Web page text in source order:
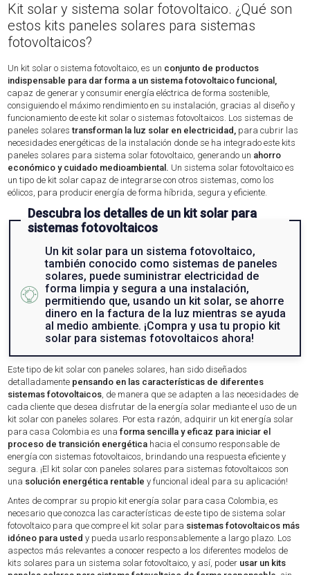
Kit solar y sistema solar fotovoltaico. ¿Qué son
estos kits paneles solares para sistemas
fotovoltaicos?
Un kit solar o sistema fotovoltaico, es un conjunto de productos
indispensable para dar forma a un sistema fotovoltaico funcional,
capaz de generar y consumir energía eléctrica de forma sostenible,
consiguiendo el máximo rendimiento en su instalación, gracias al diseño y
funcionamiento de este kit solar o sistemas fotovoltaicos. Los sistemas de
paneles solarestransforman la luz solar en electricidad, para cubrir las
necesidades energéticas de la instalación donde se ha integrado este kits
paneles solares para sistema solar fotovoltaico, generando un ahorro
económico y cuidado medioambiental. Un sistema solar fotovoltaico es
un tipo de kit solar capaz de integrarse con otros sistemas, como los
eólicos, para producir energía de forma híbrida, segura y eficiente.
Descubra los detalles de un kit solar para
sistemas fotovoltaicos
Un kit solar para un sistema fotovoltaico,
también conocido como sistemas de paneles
solares, puede suministrar electricidad de
forma limpia y segura a una instalación,
permitiendo que, usando un kit solar, se ahorre
dinero en la factura de la luz mientras se ayuda
al medio ambiente. ¡Compra y usa tu propio kit
solar para sistemas fotovoltaicos ahora!
Este tipo de kit solar con paneles solares, han sido diseñados
detalladamente pensando en las características de diferentes
sistemas fotovoltaicos , de manera que se adapten a las necesidades de
cada cliente que desea disfrutar de la energía solar mediante el uso de un
kit solar con paneles solares. Por esta razón, adquirir un kit energía solar
para casa Colombia es unaforma sencilla y eficaz para iniciar el
proceso de transición energética hacia el consumo responsable de
energía con sistemas fotovoltaicos, brindando una respuesta eficiente y
segura. ¡El kit solar con paneles solares para sistemas fotovoltaicos son
una solución energética rentable y funcional ideal para su aplicación!
Antes de comprar su propio kit energía solar para casa Colombia, es
necesario que conozca las características de este tipo de sistema solar
fotovoltaico para que compre el kit solar para sistemas fotovoltaicos más
idóneo para usted y pueda usarlo responsablemente a largo plazo. Los
aspectos más relevantes a conocer respecto a los diferentes modelos de
kits solares para un sistema solar fotovoltaico, y así, poder usar un kits